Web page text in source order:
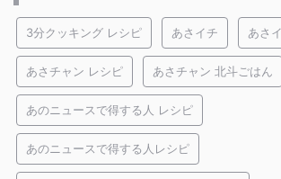
3分クッキング レシピ あさイチ あさ
あさチャン レシピ あさチャン 北斗ごはん
あのニュースで得する人 レシピ
あのニュースで得する人レシピ